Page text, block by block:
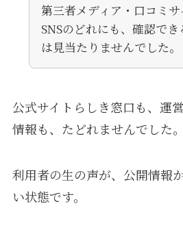
第三者メディア・口コミサ
SNSのどれにも、確認でき
は見当たりませんでした。
公式サイトらしき窓口も、運
情報も、たどれませんでした。
利用者の生の声が、公開情報
い状態です。